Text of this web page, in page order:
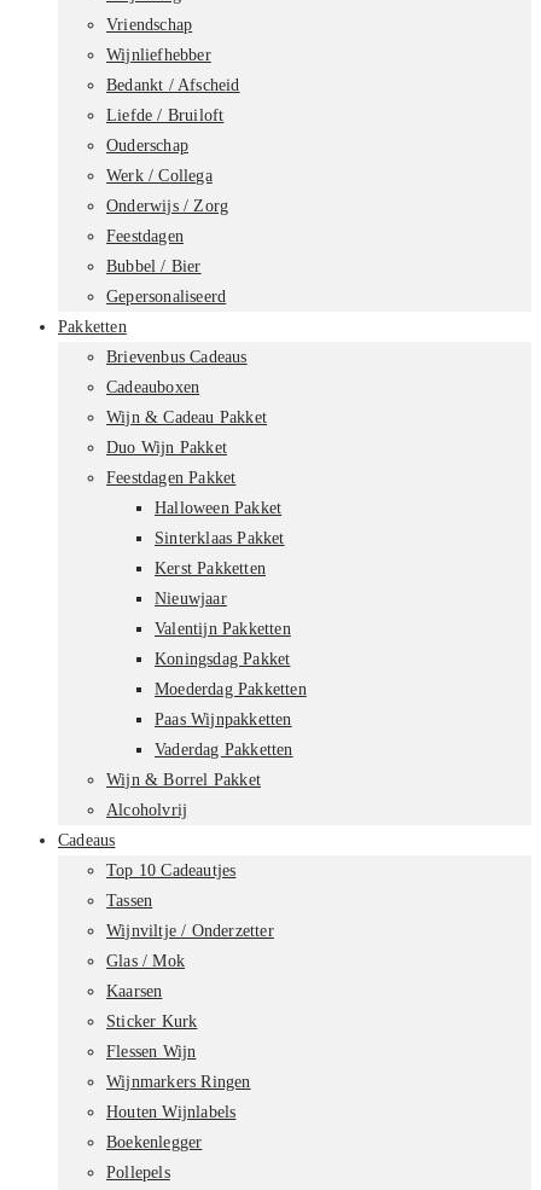
Vriendschap
Wijnliefhebber
Bedankt / Afscheid
Liefde / Bruiloft
Ouderschap
Werk / Collega
Onderwijs / Zorg
Feestdagen
Bubbel / Bier
Gepersonaliseerd
Pakketten
Brievenbus Cadeaus
Cadeauboxen
Wijn & Cadeau Pakket
Duo Wijn Pakket
Feestdagen Pakket
Halloween Pakket
Sinterklaas Pakket
Kerst Pakketten
Nieuwjaar
Valentijn Pakketten
Koningsdag Pakket
Moederdag Pakketten
Paas Wijnpakketten
Vaderdag Pakketten
Wijn & Borrel Pakket
Alcoholvrij
Cadeaus
Top 10 Cadeautjes
Tassen
Wijnviltje / Onderzetter
Glas / Mok
Kaarsen
Sticker Kurk
Flessen Wijn
Wijnmarkers Ringen
Houten Wijnlabels
Boekenlegger
Pollepels